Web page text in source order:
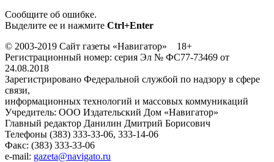
Сообщите об ошибке.
Выделите ее и нажмите Ctrl+Enter
© 2003-2019 Сайт газеты «Навигатор» 18+
Регистрационный номер: серия Эл № ФС77-73469 от
24.08.2018
Зарегистрировано Федеральной службой по надзору в сфере
связи,
информационных технологий и массовых коммуникаций
Учредитель: ООО Издательский Дом «Навигатор»
Главный редактор Данилин Дмитрий Борисович
Телефоны (383) 333-33-06, 333-14-06
Факс: (383) 333-33-06
e-mail: gazeta@navigato.ru